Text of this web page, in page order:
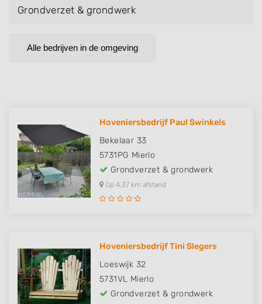
Grondverzet & grondwerk
Alle bedrijven in de omgeving
Hoveniersbedrijf Paul Swinkels
Bekelaar 33
5731PG Mierlo
Grondverzet & grondwerk
Op 4,37 km afstand
Hoveniersbedrijf Tini Slegers
Loeswijk 32
5731VL Mierlo
Grondverzet & grondwerk